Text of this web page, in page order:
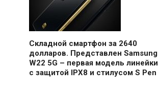
Складной смартфон за 2640
долларов. Представлен Samsung
W22 5G – первая модель линейки
с защитой IPX8 и стилусом S Pen